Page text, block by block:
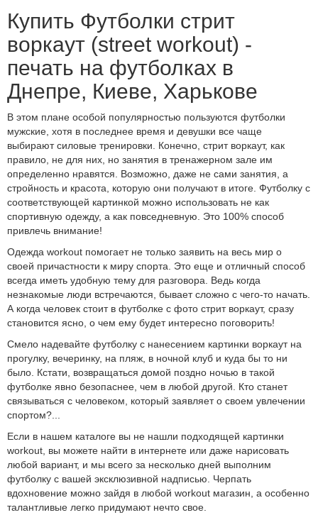
Купить Футболки стрит
воркаут (street workout) -
печать на футболках в
Днепре, Киеве, Харькове
В этом плане особой популярностью пользуются футболки
мужские, хотя в последнее время и девушки все чаще
выбирают силовые тренировки. Конечно, стрит воркаут, как
правило, не для них, но занятия в тренажерном зале им
определенно нравятся. Возможно, даже не сами занятия, а
стройность и красота, которую они получают в итоге. Футболку с
соответствующей картинкой можно использовать не как
спортивную одежду, а как повседневную. Это 100% способ
привлечь внимание!
Одежда workout помогает не только заявить на весь мир о
своей причастности к миру спорта. Это еще и отличный способ
всегда иметь удобную тему для разговора. Ведь когда
незнакомые люди встречаются, бывает сложно с чего-то начать.
А когда человек стоит в футболке с фото стрит воркаут, сразу
становится ясно, о чем ему будет интересно поговорить!
Смело надевайте футболку с нанесением картинки воркаут на
прогулку, вечеринку, на пляж, в ночной клуб и куда бы то ни
было. Кстати, возвращаться домой поздно ночью в такой
футболке явно безопаснее, чем в любой другой. Кто станет
связываться с человеком, который заявляет о своем увлечении
спортом?...
Если в нашем каталоге вы не нашли подходящей картинки
workout, вы можете найти в интернете или даже нарисовать
любой вариант, и мы всего за несколько дней выполним
футболку с вашей эксклюзивной надписью. Черпать
вдохновение можно зайдя в любой workout магазин, а особенно
талантливые легко придумают нечто свое.